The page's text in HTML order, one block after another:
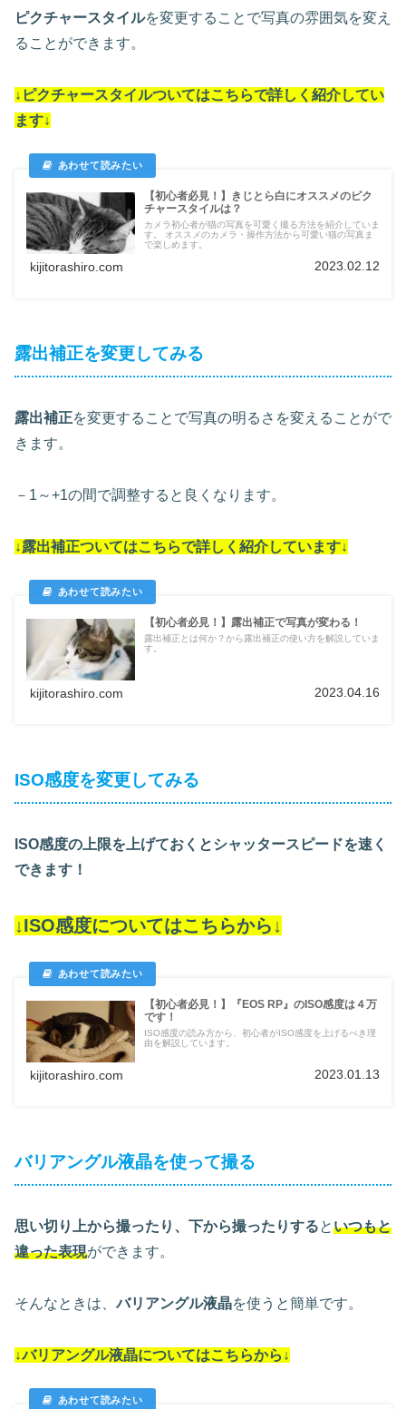
ピクチャースタイルを変更することで写真の雰囲気を変え
ることができます。
↓ ピクチャースタイルついてはこちらで詳しく紹介してい
ます↓
【初心者必見！】きじとら白にオススメのピク
チャースタイルは？
カメラ初心者が猫の写真を可愛く撮る方法を紹介していま
す。 オススメのカメラ・操作方法から可愛い猫の写真ま
で楽しめます。
kijitorashiro.com 2023.02.12
露出補正を変更してみる
露出補正を変更することで写真の明るさを変えることがで
きます。
－1～+1の間で調整すると良くなります。
↓露出補正ついてはこちらで詳しく紹介しています↓
【初心者必見！】露出補正で写真が変わる！
露出補正とは何か？から露出補正の使い方を解説していま
す。
kijitorashiro.com 2023.04.16
ISO感度を変更してみる
ISO感度の上限を上げておくとシャッタースピードを速く
できます！
↓ISO感度についてはこちらから↓
【初心者必見！】『EOS RP』のISO感度は４万
です！
ISO感度の読み方から、初心者がISO感度を上げるべき理
由を解説しています。
kijitorashiro.com 2023.01.13
バリアングル液晶を使って撮る
思い切り上から撮ったり、下から撮ったりするといつもと
違った表現ができます。
そんなときは、バリアングル液晶を使うと簡単です。
↓バリアングル液晶についてはこちらから↓